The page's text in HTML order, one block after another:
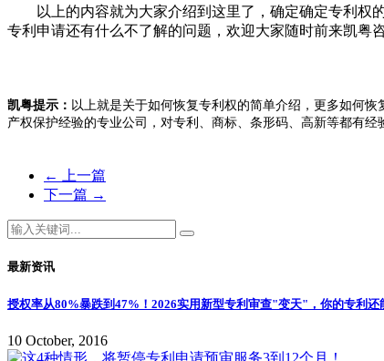
以上的内容就为大家介绍到这里了，确定确定专利权的
专利申请还有什么不了解的问题，欢迎大家随时前来凯粤
凯粤提示： 以上就是关于如何恢复专利权的简单介绍，更多如何
产权保护经验的专业公司，对专利、商标、条形码、高新等都有经
←
上一篇
下一篇 →
最新资讯
授权率从80%暴跌到47%！2026实用新型专利审查"变天"，你的专利还
10 October, 2016